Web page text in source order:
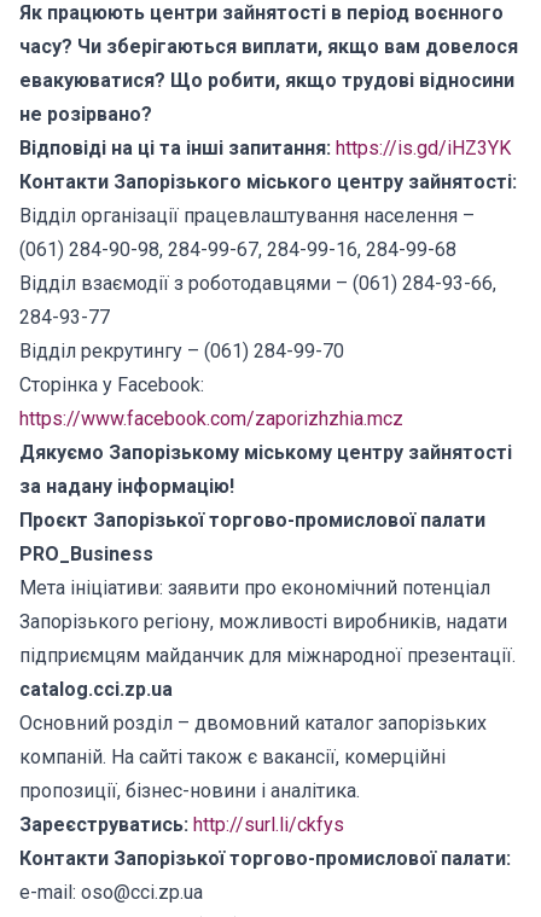
Як працюють центри зайнятості в період воєнного
часу? Чи зберігаються виплати, якщо вам довелося
евакуюватися? Що робити, якщо трудові відносини
не розірвано?
Відповіді на ці та інші запитання: https://is.gd/iHZ3YK
Контакти Запорізького міського центру зайнятості:
Відділ організації працевлаштування населення –
(061) 284-90-98, 284-99-67, 284-99-16, 284-99-68
Відділ взаємодії з роботодавцями – (061) 284-93-66,
284-93-77
Відділ рекрутингу – (061) 284-99-70
Сторінка у Facebook:
https://www.facebook.com/zaporizhzhia.mcz
Дякуємо Запорізькому міському центру зайнятості
за надану інформацію!
Проєкт Запорізької торгово-промислової палати
PRO_Business
Мета ініціативи: заявити про економічний потенціал
Запорізького регіону, можливості виробників, надати
підприємцям майданчик для міжнародної презентації.
catalog.cci.zp.ua
Основний розділ – двомовний каталог запорізьких
компаній. На сайті також є вакансії, комерційні
пропозиції, бізнес-новини і аналітика.
Зареєструватись: http://surl.li/ckfys
Контакти Запорізької торгово-промислової палати:
e-mail: oso@cci.zp.ua